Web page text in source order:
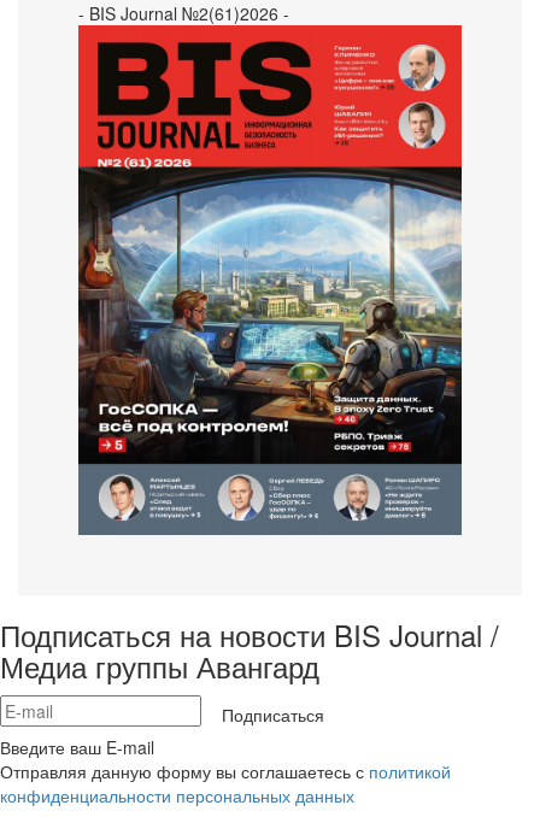
- BIS Journal №2(61)2026 -
Подписаться на новости BIS Journal /
Медиа группы Авангард
Подписаться
Введите ваш E-mail
Отправляя данную форму вы соглашаетесь с политикой
конфиденциальности персональных данных